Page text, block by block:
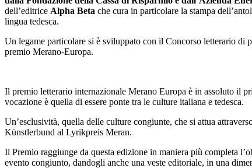
dell’editrice Alpha Beta che cura in particolare la stampa
lingua tedesca.
Un legame particolare si è sviluppato con il Concorso letterario di
premio Merano-Europa.
Il premio letterario internazionale Merano Europa è in assoluto il
vocazione è quella di essere ponte tra le culture italiana e tedesca.
Un’esclusività, quella delle culture congiunte, che si attua
Künstlerbund al Lyrikpreis Meran.
Il Premio raggiunge da questa edizione in maniera più completa
evento congiunto, dandogli anche una veste editoriale, in una